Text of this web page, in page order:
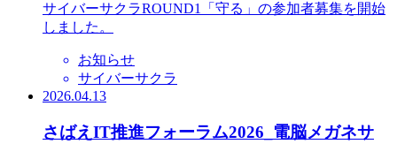
サイバーサクラROUND1「守る」の参加者募集を開始
しました。
お知らせ
サイバーサクラ
2026.04.13
さばえIT推進フォーラム2026_電脳メガネサ